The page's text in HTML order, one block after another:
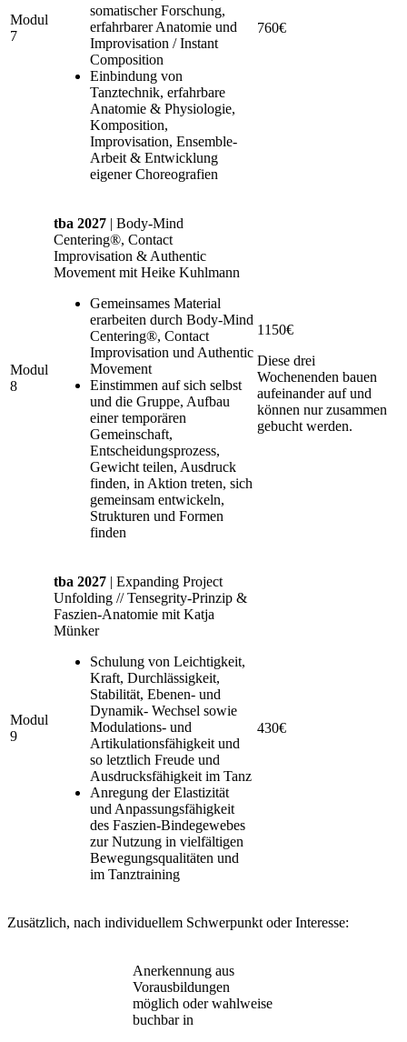
Modul
7
somatischer Forschung,
erfahrbarer Anatomie und
Improvisation / Instant
Composition
Einbindung von
Tanztechnik, erfahrbare
Anatomie & Physiologie,
Komposition,
Improvisation, Ensemble-
Arbeit & Entwicklung
eigener Choreografien
760€
Modul
8
tba 2027 | Body-Mind
Centering®, Contact
Improvisation & Authentic
Movement mit Heike Kuhlmann
Gemeinsames Material
erarbeiten durch Body-Mind
Centering®, Contact
Improvisation und Authentic
Movement
Einstimmen auf sich selbst
und die Gruppe, Aufbau
einer temporären
Gemeinschaft,
Entscheidungsprozess,
Gewicht teilen, Ausdruck
finden, in Aktion treten, sich
gemeinsam entwickeln,
Strukturen und Formen
finden
1150€
Diese drei
Wochenenden bauen
aufeinander auf und
können nur zusammen
gebucht werden.
Modul
9
tba 2027 | Expanding Project
Unfolding // Tensegrity-Prinzip &
Faszien-Anatomie mit Katja
Münker
Schulung von Leichtigkeit,
Kraft, Durchlässigkeit,
Stabilität, Ebenen- und
Dynamik- Wechsel sowie
Modulations- und
Artikulationsfähigkeit und
so letztlich Freude und
Ausdrucksfähigkeit im Tanz
Anregung der Elastizität
und Anpassungsfähigkeit
des Faszien-Bindegewebes
zur Nutzung in vielfältigen
Bewegungsqualitäten und
im Tanztraining
430€
Zusätzlich, nach individuellem Schwerpunkt oder Interesse:
Anerkennung aus
Vorausbildungen
möglich oder wahlweise
buchbar in